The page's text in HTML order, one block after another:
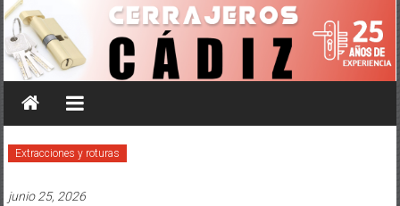
Saltar
al
contenido
Extracciones y roturas
junio 25, 2026